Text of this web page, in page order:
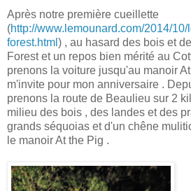
Après notre première cueillette
(http://www.lemounard.com/2014/
forest.html ) , au hasard des bois et
Forest et un repos bien mérité au
prenons la voiture jusqu'au manoir
m'invite pour mon anniversaire .
prenons la route de Beaulieu sur 2
milieu des bois , des landes et des
grands séquoias et d'un chêne
le manoir At the Pig .